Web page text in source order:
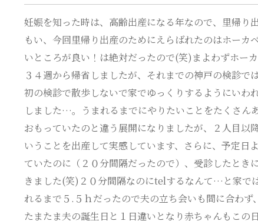
妊娠を知った時は、高齢出産になる年なので、里帰り
もい、今回里帰り出産のためにえらばれたのはホー
いところが良い！は絶対だったので(笑)まよわずホーカ
３４週から帰省しましたが、それまでの神戸の検診
初の検診で散歩しないで家でゆっくりするようにい
しました…。うまれるまでにやりたいことをたくさん
おもっていたのと違う展開になりましたが、２人目以
いうことを出産して実感しています、さらに、予定日
ていたのに（２０分間隔だったので）、受診したとき
きました(笑)２０分間隔なのにtelするなんて…と家で
れるまで５.５ｈだったので夫の立ち会いも間に合わず
たまたま夫の誕生日と１日違いとなり赤ちゃんもこの